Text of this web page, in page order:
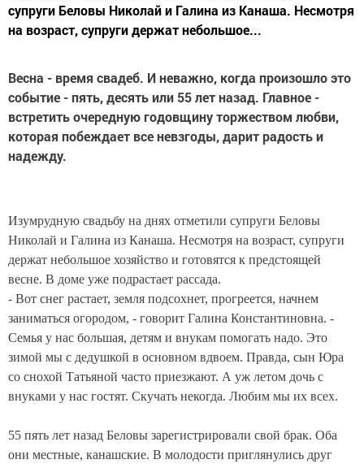
супруги Беловы Николай и Галина из Канаша. Несмотря
на возраст, супруги держат небольшое...
Весна - время свадеб. И неважно, когда произошло это
событие - пять, десять или 55 лет назад. Главное -
встретить очередную годовщину торжеством любви,
которая побеждает все невзгоды, дарит радость и
надежду.
Изумрудную свадьбу на днях отметили супруги Беловы
Николай и Галина из Канаша. Несмотря на возраст, супруги
держат небольшое хозяйство и готовятся к предстоящей
весне. В доме уже подрастает рассада.
- Вот снег растает, земля подсохнет, прогреется, начнем
заниматься огородом, - говорит Галина Константиновна. -
Семья у нас большая, детям и внукам помогать надо. Это
зимой мы с дедушкой в основном вдвоем. Правда, сын Юра
со снохой Татьяной часто приезжают. А уж летом дочь с
внуками у нас гостят. Скучать некогда. Любим мы их всех.
55 пять лет назад Беловы зарегистрировали свой брак. Оба
они местные, канашские. В молодости приглянулись друг